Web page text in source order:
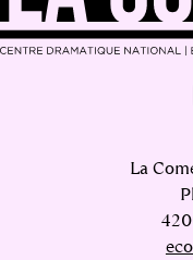
La